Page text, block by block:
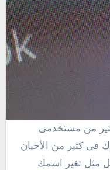
فى كثير من الأحيان
مثل تغير اسمك